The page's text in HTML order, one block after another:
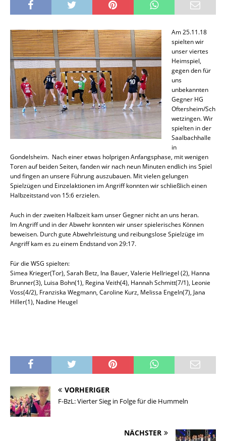
Am 25.11.18
spielten wir
unser viertes
Heimspiel,
gegen den für
uns
unbekannten
Gegner HG
Oftersheim/Sch
wetzingen. Wir
spielten in der
Saalbachhalle
in
Gondelsheim. Nach einer etwas holprigen Anfangsphase, mit wenigen
Toren auf beiden Seiten, fanden wir nach neun Minuten endlich ins Spiel
und fingen an unsere Führung auszubauen. Mit vielen gelungen
Spielzügen und Einzelaktionen im Angriff konnten wir schließlich einen
Halbzeitstand von 15:6 erzielen.
Auch in der zweiten Halbzeit kam unser Gegner nicht an uns heran.
Im Angriff und in der Abwehr konnten wir unser spielerisches Können
beweisen. Durch gute Abwehrleistung und reibungslose Spielzüge im
Angriff kam es zu einem Endstand von 29:17.
Für die WSG spielten:
Simea Krieger(Tor), Sarah Betz, Ina Bauer, Valerie Hellriegel (2), Hanna
Brunner(3), Luisa Bohn(1), Regina Veith(4), Hannah Schmitt(7/1), Leonie
Voss(4/2), Franziska Wegmann, Caroline Kurz, Melissa Engeln(7), Jana
Hiller(1), Nadine Heugel
VORHERIGER
F-BzL: Vierter Sieg in Folge für die Hummeln
NÄCHSTER